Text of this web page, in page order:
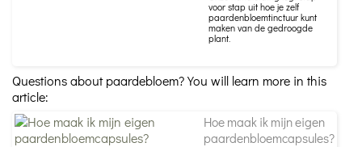
voor stap uit hoe je zelf
paardenbloemtinctuur kunt
maken van de gedroogde
plant.
Questions about paardebloem? You will learn more in this
article:
Hoe maak ik mijn eigen
paardenbloemcapsules?